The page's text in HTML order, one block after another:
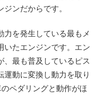
ンだからです。
力を発生している最もメ
いたエンジンです。エン
、最も普及しているピス
運動に変換し動力を取り
ペダリングと動作がほ